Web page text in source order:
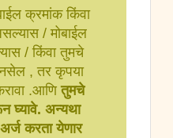
क्रमांक किंवा
/ मोबाईल
/ किंवा तुमचे
, तर कृपया
.आणितुमचे
घ्यावे. अन्यथा
करता येणार